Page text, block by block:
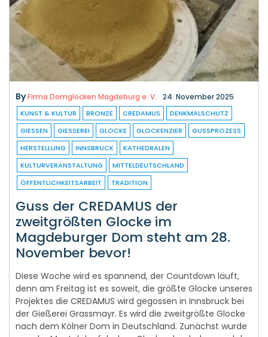
Firma Domglocken Magdeburg e. V. 24. November 2025
GIESSEN
GIESSEREI GLOCKE GLOCKENZIER
GUSSPROZESS
HERSTELLUNG
INNSBRUCK
KATHEDRALEN
KULTURVERANSTALTUNG
MITTELDEUTSCHLAND
ÖFFENTLICHKEITSARBEIT
TRADITION
Guss der CREDAMUS der
zweitgrößten Glocke im
Magdeburger Dom steht am 28.
November bevor!
Diese Woche wird es spannend, der Countdown läuft,
Projektes die CREDAMUS wird gegossen in Innsbruck bei
der Gießerei Grassmayr. Es wird die zweitgrößte Glocke
nach dem Kölner Dom in Deutschland. Zunächst wurde
nun der Mantel der falschen Glocke abgehoben und das
Entfernen der falschen Glocke […]